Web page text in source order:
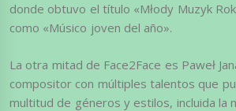
donde obtuvo el título «Młody Muzyk
como «Músico joven del año».
La otra mitad de Face2Face es Paweł
compositor con múltiples talentos que
multitud de géneros y estilos, incluida la